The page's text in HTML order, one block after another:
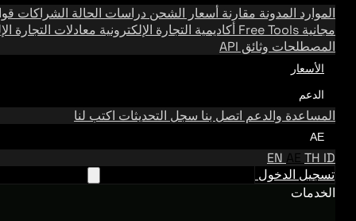
المواردالمدونةمقارنة أسعار الشحندراسات الحالةالشراكاتقوالب
مجانيةFree Toolsأكاديمية التجارة الإلكترونيةمعادلات التجارة
المصطلحاتوثائق API
الأسعار
الدعم
المساعدة والدعماتصل بنا سجل التحديثاتاكتب لنا
ENAETH
تسجيل الدخولتواصل مع فريقنا في الإمارات
الخدمات